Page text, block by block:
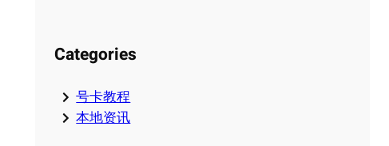
Categories
号卡教程
本地资讯